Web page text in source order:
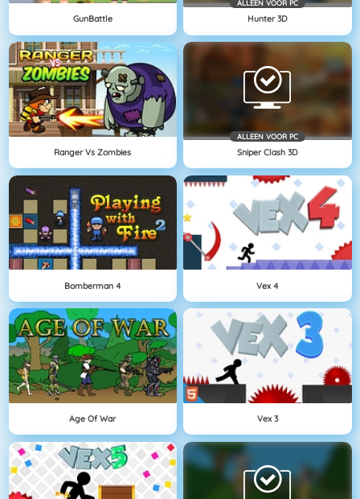
GunBattle
ALLEEN VOOR PC
Hunter 3D
Ranger Vs Zombies
ALLEEN VOOR PC
Sniper Clash 3D
Bomberman 4 Vex 4
Age Of War Vex 3